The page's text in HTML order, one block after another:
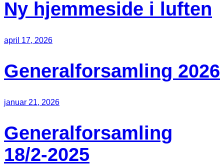
Ny hjemmeside i luften
april 17, 2026
Generalforsamling 2026
januar 21, 2026
Generalforsamling
18/2-2025